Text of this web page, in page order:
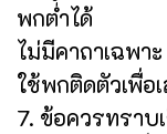
พกต่ำได้
ไม่มีคาถาเฉพาะ
ใช้พกติดตัวเพื่อ
7. ข้อควรทราบ